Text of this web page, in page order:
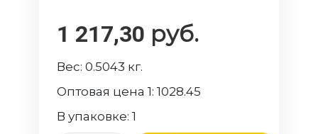
1 217,30 руб.
Вес:0.5043 кг.
Оптовая цена 1:1028.45
В упаковке:1